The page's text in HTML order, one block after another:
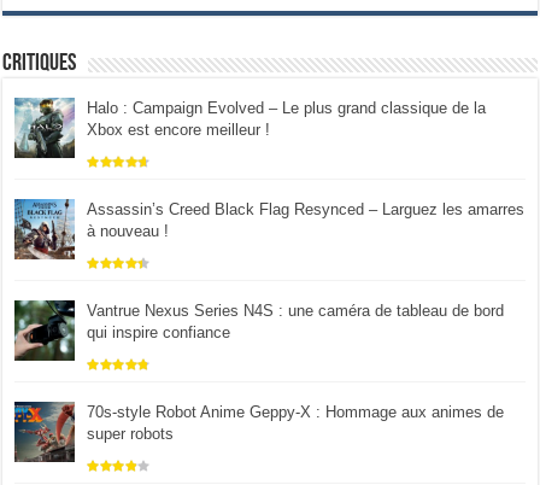
Critiques
Halo : Campaign Evolved – Le plus grand classique de la
Xbox est encore meilleur !
Assassin’s Creed Black Flag Resynced – Larguez les amarres
à nouveau !
Vantrue Nexus Series N4S : une caméra de tableau de bord
qui inspire confiance
70s-style Robot Anime Geppy-X : Hommage aux animes de
super robots